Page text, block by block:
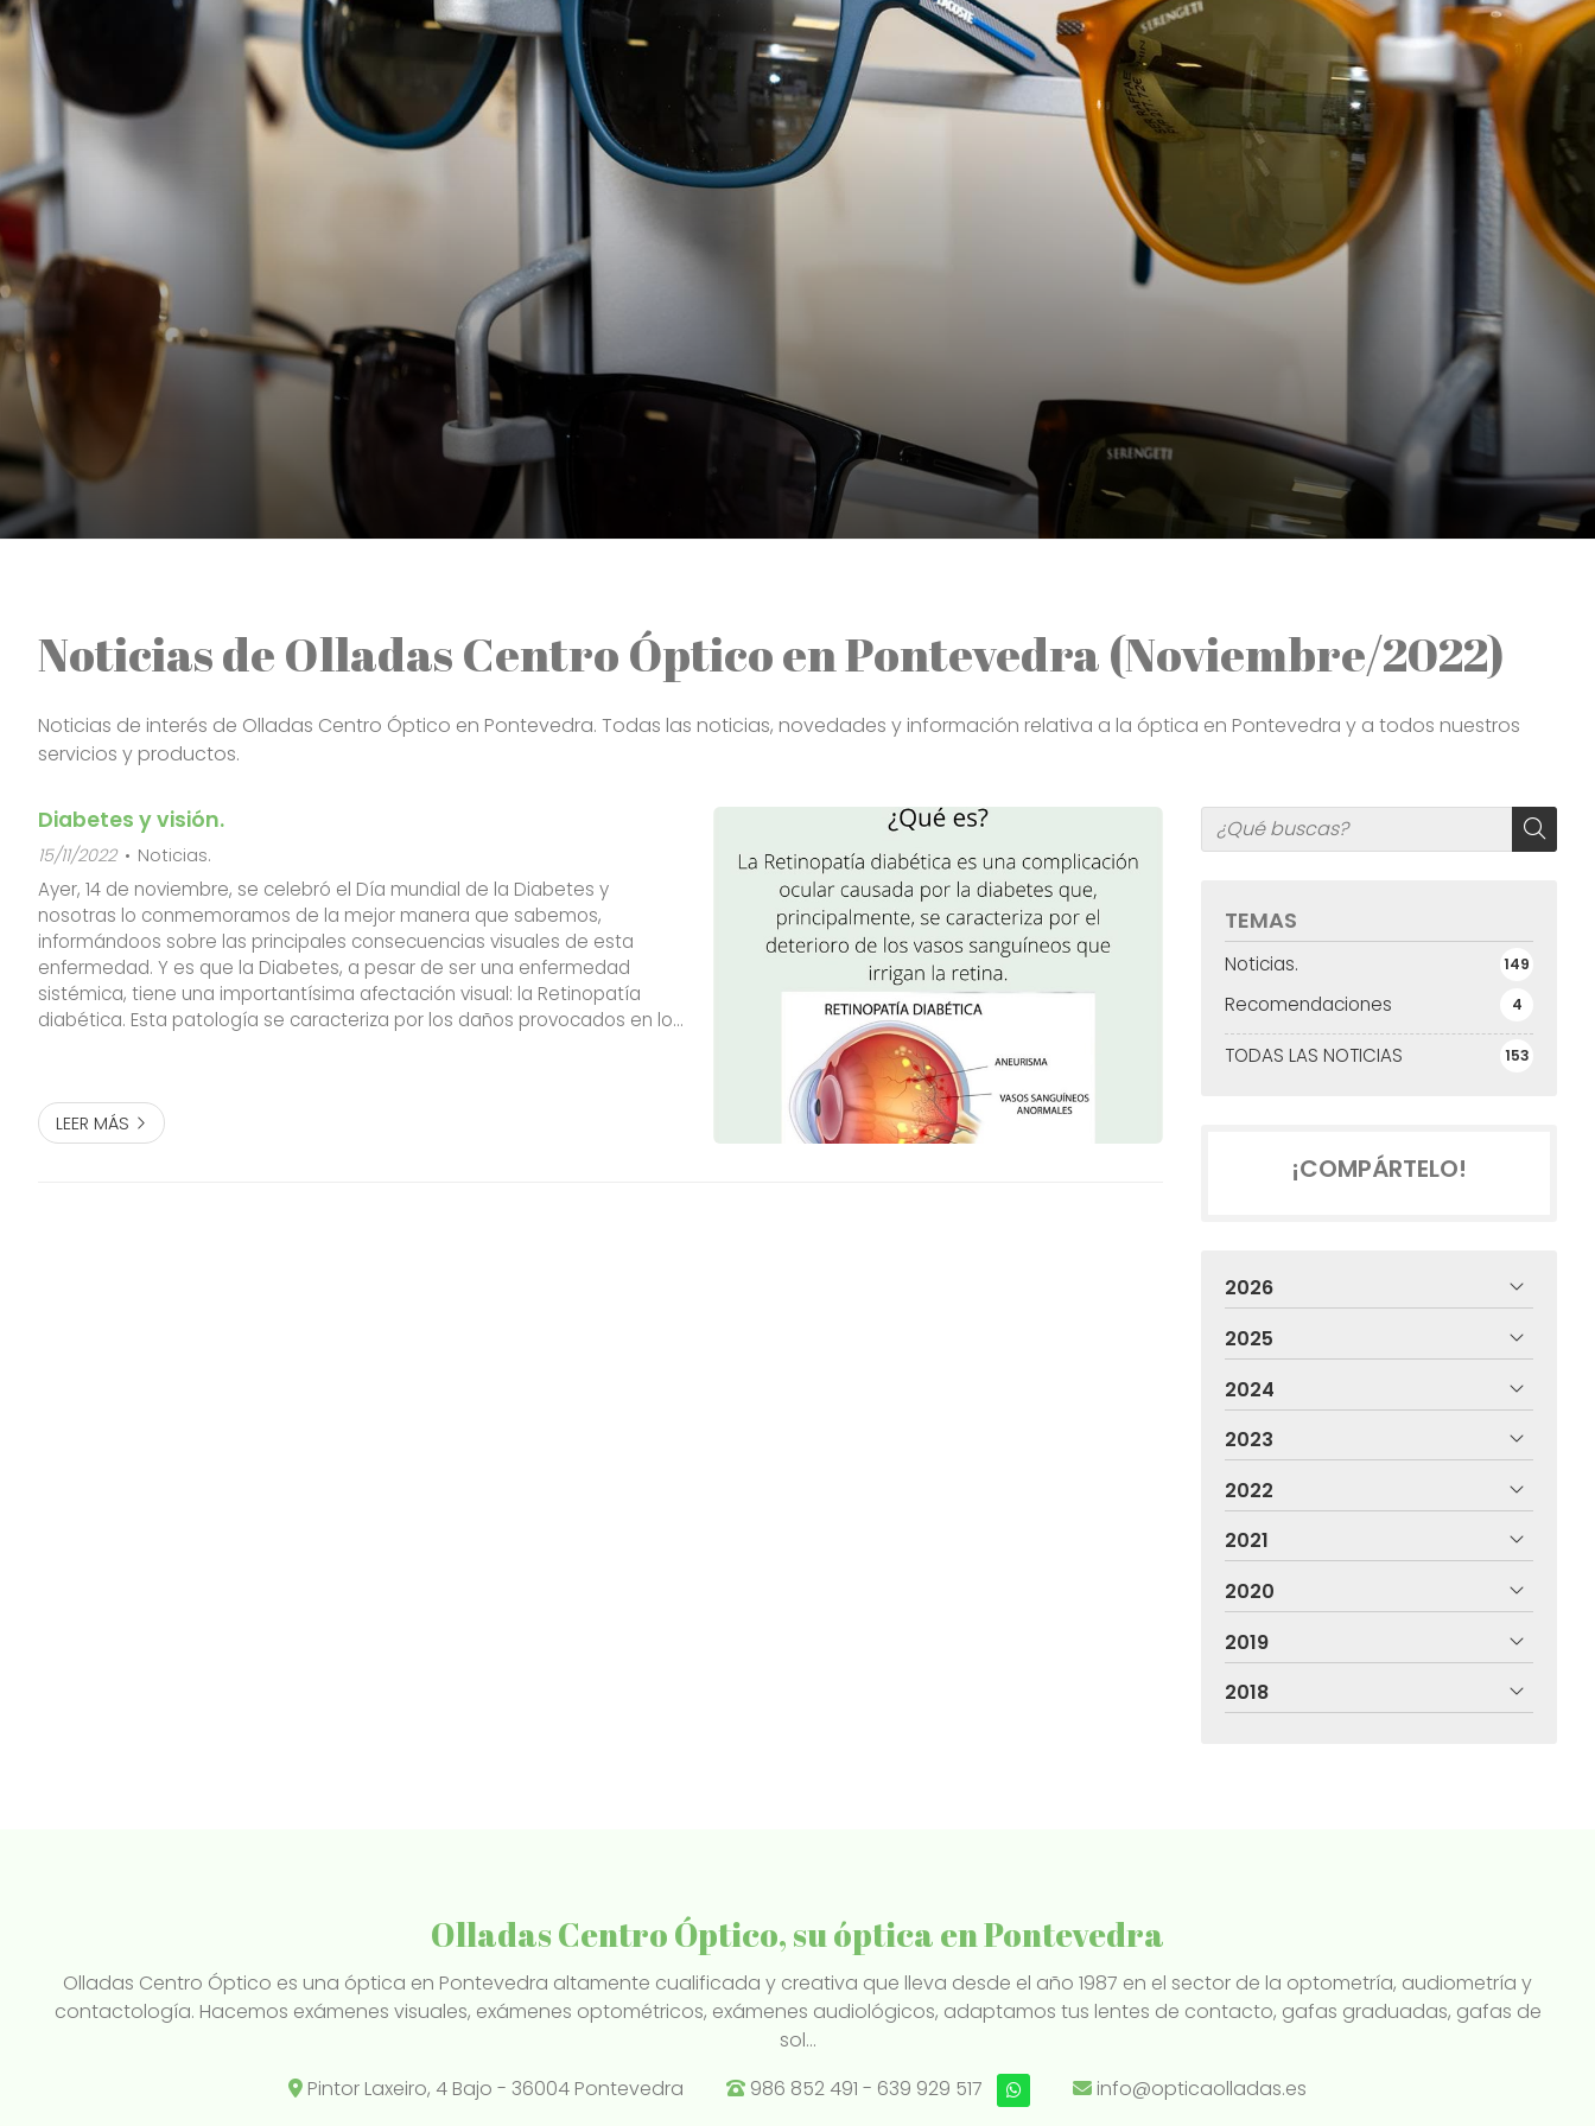
Noticias de Olladas Centro Óptico en Pontevedra (Noviembre/2022)
Noticias de interés de Olladas Centro Óptico en Pontevedra. Todas las noticias, novedades y información relativa a la óptica en Pontevedra y a todos nuestros
servicios y productos.
TEMAS
TODAS LAS NOTICIAS 153
Noticias. 149
Recomendaciones 4
Diabetes y visión.
15/11/2022 Noticias.
Ayer, 14 de noviembre, se celebró el Día mundial de la Diabetes y
nosotras lo conmemoramos de la mejor manera que sabemos,
informándoos sobre las principales consecuencias visuales de esta
enfermedad. Y es que la Diabetes, a pesar de ser una enfermedad
sistémica, tiene una importantísima afectación visual: la Retinopatía
diabética. Esta patología se caracteriza por los daños provocados en los
LEER MÁS
¡COMPÁRTELO!
2026
2025
2024
2023
2022
2021
2020
2019
2018
Olladas Centro Óptico, su óptica en Pontevedra
Olladas Centro Óptico es una óptica en Pontevedra altamente cualificada y creativa que lleva desde el año 1987 en el sector de la optometría, audiometría y
contactología. Hacemos exámenes visuales, exámenes optométricos, exámenes audiológicos, adaptamos tus lentes de contacto, gafas graduadas, gafas de
sol...
Pintor Laxeiro, 4 Bajo - 36004 Pontevedra
986 852 491 - 639 929 517 info@opticaolladas.es